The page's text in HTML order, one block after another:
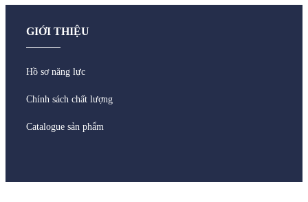
GIỚI THIỆU
Hồ sơ năng lực
Chính sách chất lượng
Catalogue sản phẩm